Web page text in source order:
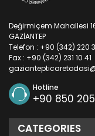
Değirmiçem Mahallesi
GAZİANTEP
Telefon : +90 (342) 220
Fax : +90 (342) 231 10 41
Hotline
+90 850
CATEGORIES